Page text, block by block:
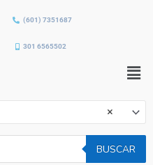
(601) 7351687
301 6565502
×
BUSCAR